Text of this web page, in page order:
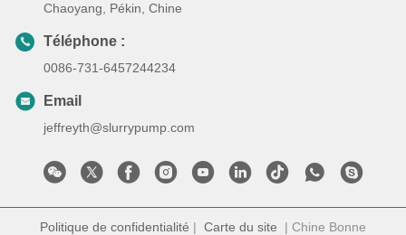
Chaoyang, Pékin, Chine
Téléphone :
0086-731-6457244234
Email
jeffreyth@slurrypump.com
Politique de confidentialité | Carte du site | Chine Bonne